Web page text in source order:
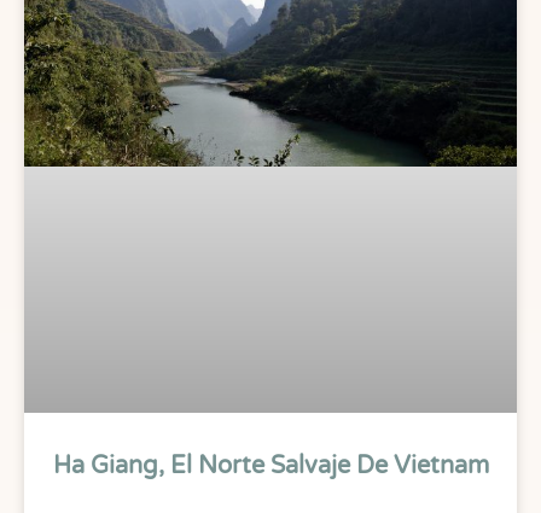
Ha Giang, El Norte Salvaje De Vietnam